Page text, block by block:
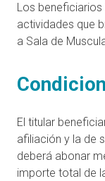
Los
actividades que
a Sala de
El titular
afiliación y la de
deberá abonar
importe total de